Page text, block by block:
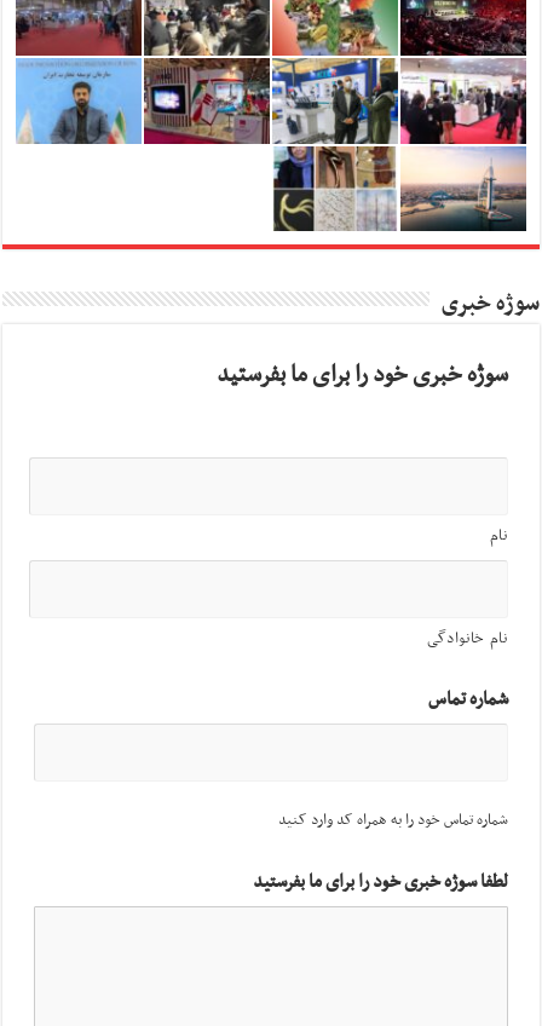
سوژه خبری
سوژه خبری خود را برای ما بفرستید
نام
نام خانوادگی
شماره تماس
شماره تماس خود را به همراه کد وارد کنید
لطفا سوژه خبری خود را برای ما بفرستید